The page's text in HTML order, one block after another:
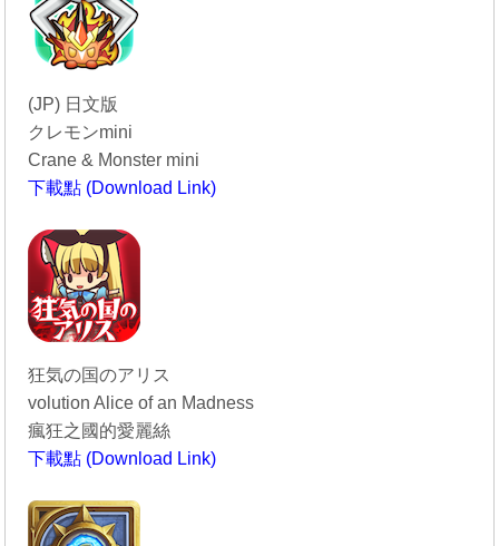
(JP) 日文版
クレモンmini
Crane & Monster mini
下載點 (Download Link)
狂気の国のアリス
volution Alice of an Madness
瘋狂之國的愛麗絲
下載點 (Download Link)